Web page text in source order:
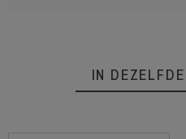
IN